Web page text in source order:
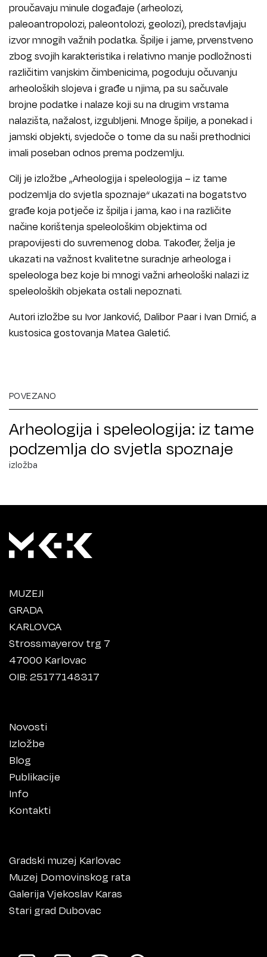
proučavaju minule događaje (arheolozi,
paleoantropolozi, paleontolozi, geolozi), predstavljaju
izvor mnogih važnih podatka. Špilje i jame, prvenstveno
zbog svojih karakteristika i relativno manje podložnosti
različitim vanjskim čimbenicima, pogoduju očuvanju
arheoloških slojeva i građe u njima, pa su sačuvale
brojne podatke i nalaze koji su na drugim vrstama
nalazišta, nažalost, izgubljeni. Mnoge špilje, a ponekad i
jamski objekti, svjedoče o tome da su naši prethodnici
imali poseban odnos prema podzemlju.
Cilj je izložbe „Arheologija i speleologija – iz tame
podzemlja do svjetla spoznaje“ ukazati na bogatstvo
građe koja potječe iz špilja i jama, kao i na različite
načine korištenja speleološkim objektima od
prapovijesti do suvremenog doba. Također, želja je
ukazati na važnost kvalitetne suradnje arheologa i
speleologa bez koje bi mnogi važni arheološki nalazi iz
speleoloških objekata ostali nepoznati.
Autori izložbe su Ivor Janković, Dalibor Paar i Ivan Drnić, a
kustosica gostovanja Matea Galetić.
POVEZANO
Arheologija i speleologija: iz tame
podzemlja do svjetla spoznaje
izložba
MUZEJI
GRADA
KARLOVCA
Strossmayerov trg 7
47000 Karlovac
OIB: 25177148317
Novosti
Izložbe
Blog
Publikacije
Info
Kontakti
Gradski muzej Karlovac
Muzej Domovinskog rata
Galerija Vjekoslav Karas
Stari grad Dubovac